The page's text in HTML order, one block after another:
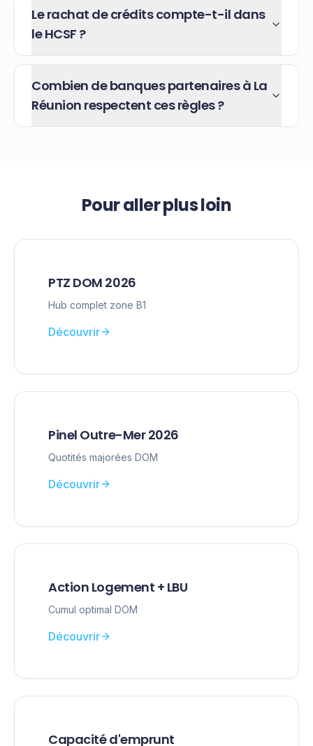
Le rachat de crédits compte-t-il dans
le HCSF ?
Combien de banques partenaires à La
Réunion respectent ces règles ?
Pour aller plus loin
PTZ DOM 2026
Hub complet zone B1
Découvrir
Pinel Outre-Mer 2026
Quotités majorées DOM
Découvrir
Action Logement + LBU
Cumul optimal DOM
Découvrir
Capacité d'emprunt